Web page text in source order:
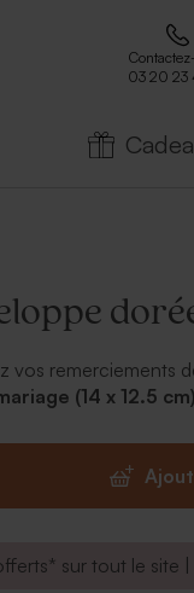
03 20 23
vos remerciements
(14 x 12.5 cm)
sur tout le site